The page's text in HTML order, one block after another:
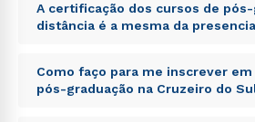
A certificação dos cursos de pós-
distância é a mesma da
Sed ut perspiciatis unde omnis iste
voluptatem accusantium
totam rem aperiam, eaque ipsa
Como faço para me inscrever
pós-graduação na Cruzeiro do